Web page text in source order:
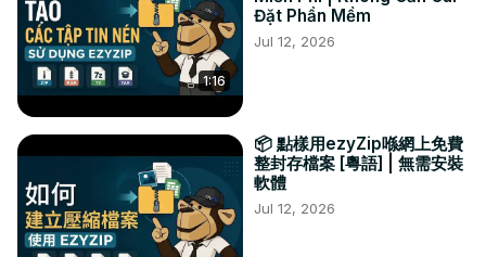
1:16
Đặt Phần Mềm
Jul 12, 2026
📦 點樣用ezyZip喺網上免費
整封存檔案 [粵語] | 無需安裝
軟體
Jul 12, 2026